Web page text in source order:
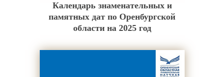
Календарь знаменательных и
памятных дат по Оренбургской
области на 2025 год